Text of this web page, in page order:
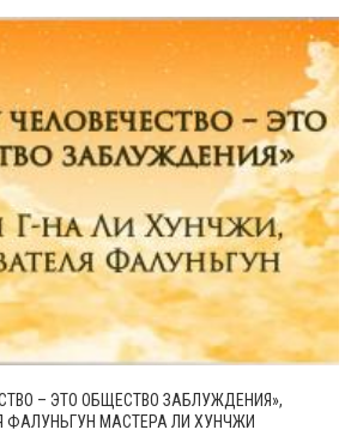
– ЭТО ОБЩЕСТВО ЗАБЛУЖДЕНИЯ»,
ФАЛУНЬГУН МАСТЕРА ЛИ ХУНЧЖИ